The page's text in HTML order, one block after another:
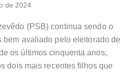
de 2024
(PSB) continua sendo o
bem avaliado pelo eleitorado de
os últimos cinquenta anos,
dois mais recentes filhos que